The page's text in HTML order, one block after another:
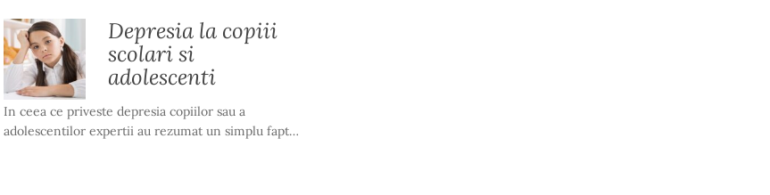
Depresia la copiii
scolari si
adolescenti
In ceea ce priveste depresia copiilor sau a
adolescentilor expertii au rezumat un simplu fapt…